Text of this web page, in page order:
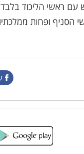
גלנט, הפעם למפגש עם ראשי
ופחות